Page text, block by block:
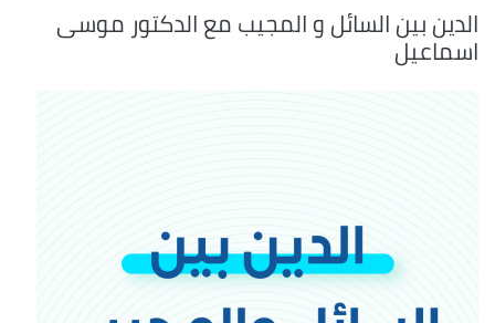
الدين بين السائل و المجيب مع الدكتور موسى
اسماعيل